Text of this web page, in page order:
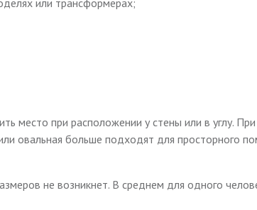
или трансформерах;
место при расположении у стены или в углу. При
овальная больше подходят для просторного
не возникнет. В среднем для одного